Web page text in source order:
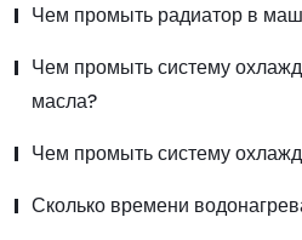
Чем промыть радиатор в
Чем промыть систему
масла?
Чем промыть систему
Сколько времени